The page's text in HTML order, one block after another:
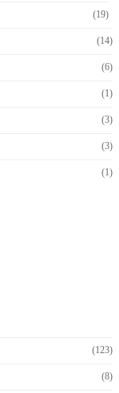
(19)
(14)
(6)
(1)
(3)
(3)
(1)
(123)
(8)